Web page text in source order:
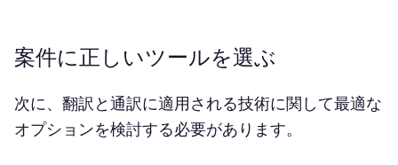
案件に正しいツールを選ぶ
次に、翻訳と通訳に適用される技術に関して最適な
オプションを検討する必要があります。